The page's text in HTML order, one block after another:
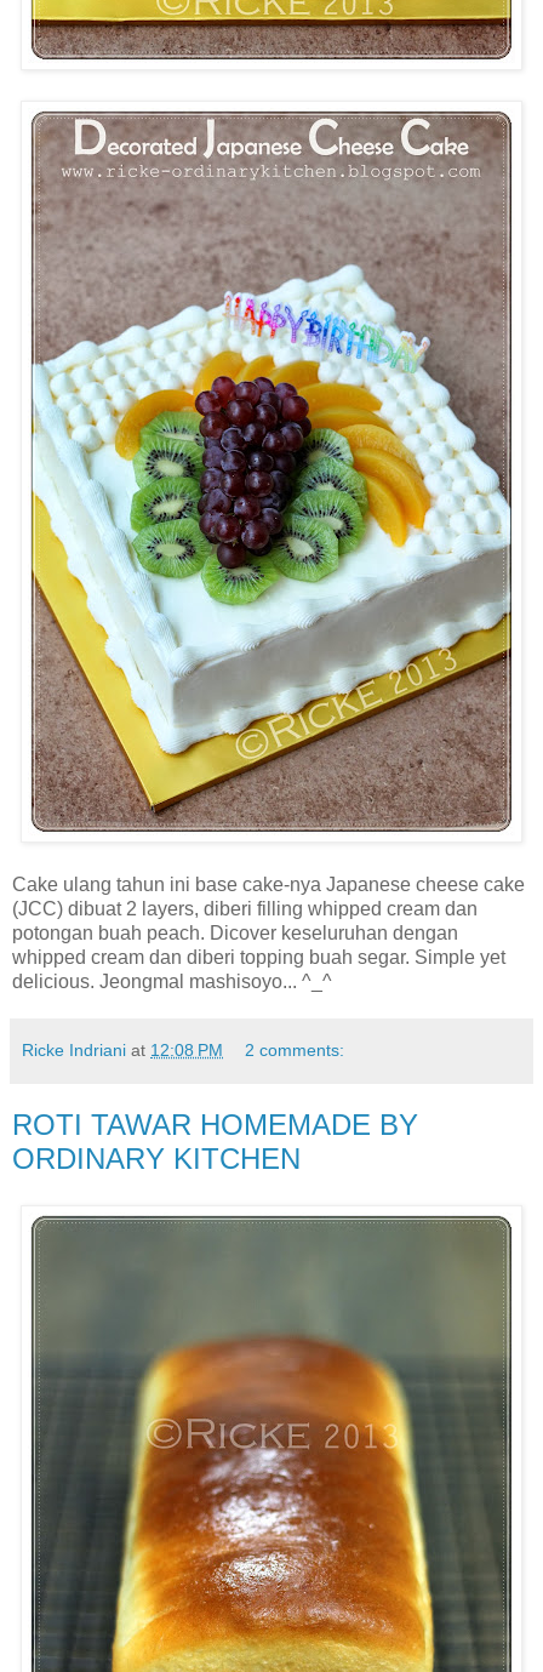
Cake ulang tahun ini base cake-nya Japanese cheese cake
(JCC) dibuat 2 layers, diberi filling whipped cream dan
potongan buah peach. Dicover keseluruhan dengan
whipped cream dan diberi topping buah segar. Simple yet
delicious. Jeongmal mashisoyo... ^_^
Ricke Indriani at 12:08 PM 2 comments:
ROTI TAWAR HOMEMADE BY
ORDINARY KITCHEN